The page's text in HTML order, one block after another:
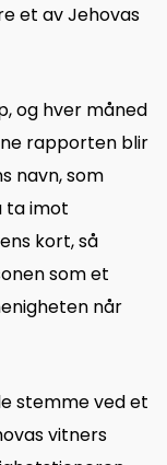
et av Jehovas
og hver måned
rapporten blir
navn, som
ta imot
kort, så
som et
når
stemme ved et
vitners